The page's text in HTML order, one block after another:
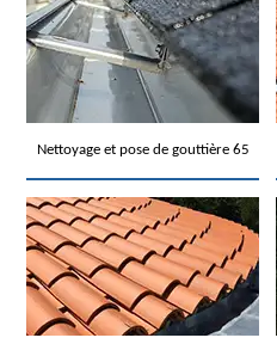
Nettoyage et pose de gouttière 65